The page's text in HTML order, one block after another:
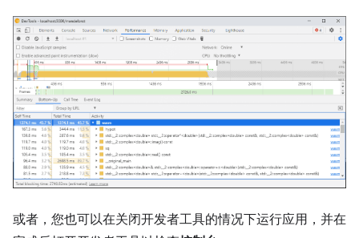
或者，您也可以在关闭开发者工具的情况下运行应用，并在